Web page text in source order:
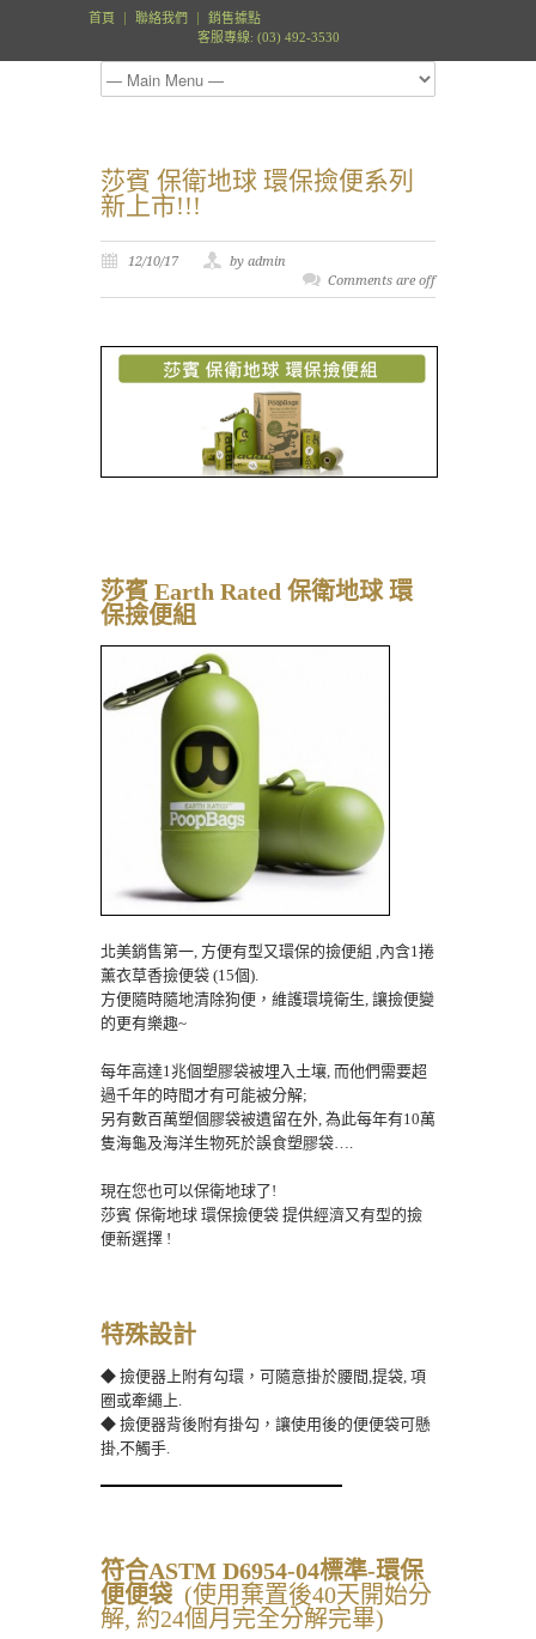
首頁 聯絡我們
銷售據點
客服專線: (03) 492-3530
莎賓 保衛地球 環保撿便系列
新上市!!!
12/10/17
by admin
Comments are off
莎賓 Earth Rated 保衛地球 環
保撿便組
北美銷售第一, 方便有型又環保的撿便組 ,內含1捲
薰衣草香撿便袋 (15個).
方便隨時隨地清除狗便，維護環境衛生, 讓撿便變
的更有樂趣~
每年高達1兆個塑膠袋被埋入土壤, 而他們需要超
過千年的時間才有可能被分解;
另有數百萬塑個膠袋被遺留在外, 為此每年有10萬
隻海龜及海洋生物死於誤食塑膠袋….
現在您也可以保衛地球了!
莎賓 保衛地球 環保撿便袋 提供經濟又有型的撿
便新選擇 !
特殊設計
◆ 撿便器上附有勾環，可隨意掛於腰間,提袋, 項
圈或牽繩上.
◆ 撿便器背後附有掛勾，讓使用後的便便袋可懸
掛,不觸手.
符合ASTM D6954-04標準-環保
便便袋 (使用棄置後40天開始分
解, 約24個月完全分解完畢)